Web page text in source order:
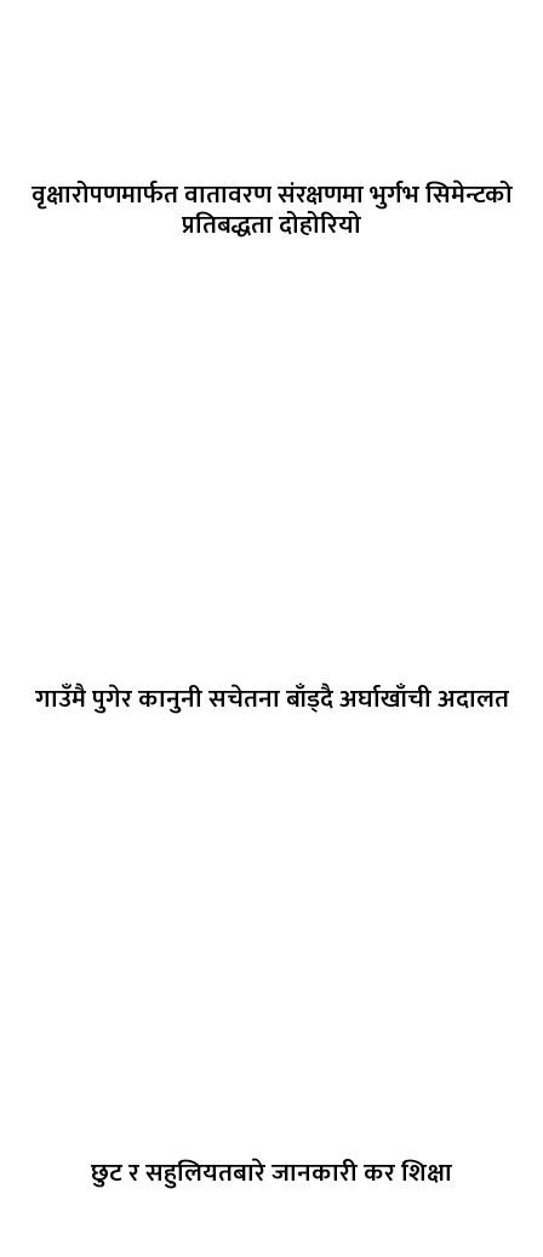
वृक्षारोपणमार्फत वातावरण संरक्षणमा भुर्गभ सिमेन्टको
प्रतिबद्धता दोहोरियो
गाउँमै पुगेर कानुनी सचेतना बाँड्दै अर्घाखाँची अदालत
छुट र सहुलियतबारे जानकारी कर शिक्षा